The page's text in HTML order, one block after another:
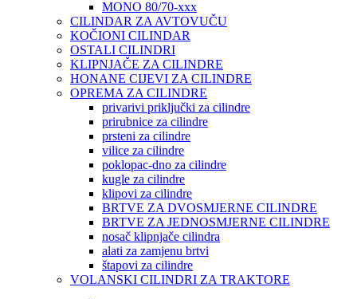
MONO 80/70-xxx
CILINDAR ZA AVTOVUČU
KOČIONI CILINDAR
OSTALI CILINDRI
KLIPNJAČE ZA CILINDRE
HONANE CIJEVI ZA CILINDRE
OPREMA ZA CILINDRE
privarivi priključki za cilindre
prirubnice za cilindre
prsteni za cilindre
vilice za cilindre
poklopac-dno za cilindre
kugle za cilindre
klipovi za cilindre
BRTVE ZA DVOSMJERNE CILINDRE
BRTVE ZA JEDNOSMJERNE CILINDRE
nosač klipnjače cilindra
alati za zamjenu brtvi
štapovi za cilindre
VOLANSKI CILINDRI ZA TRAKTORE